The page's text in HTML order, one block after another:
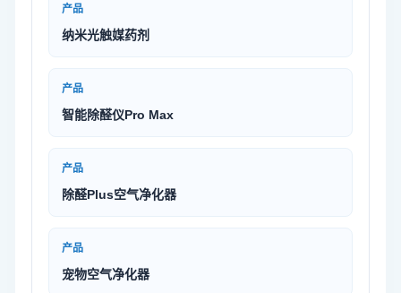
产品
纳米光触媒药剂
产品
智能除醛仪Pro Max
产品
除醛Plus空气净化器
产品
宠物空气净化器